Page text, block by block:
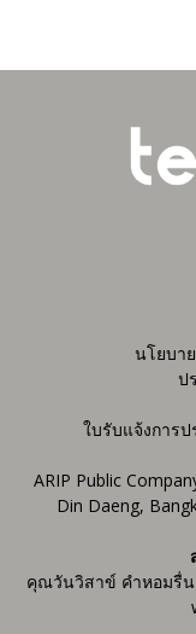
นโยบา
ป
ใบรับแจ้งการ
ARIP Public
Din Daeng,
คุณวันวิสาข์ คำหอมรื่น